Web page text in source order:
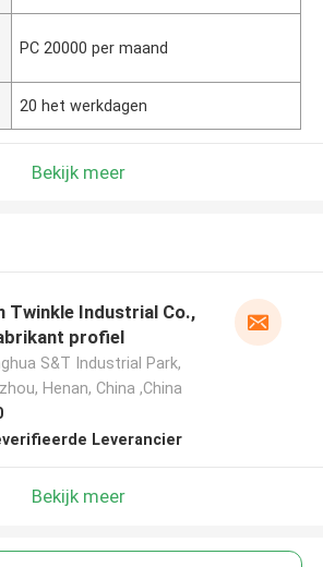
PC 20000 per maand
20 het werkdagen
Bekijk meer
Twinkle Industrial Co.,
profiel
S&T Industrial Park,
Henan, China ,China
Leverancier
Bekijk meer